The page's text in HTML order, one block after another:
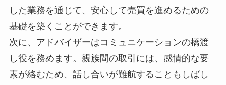
した業務を通じて、安心して売買を進めるための
基礎を築くことができます。
次に、アドバイザーはコミュニケーションの橋渡
し役を務めます。親族間の取引には、感情的な要
素が絡むため、話し合いが難航することもしばし